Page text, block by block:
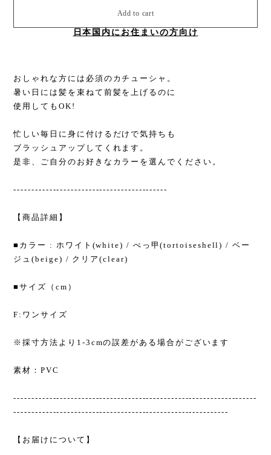
Add to cart
日本国内にお住まいの方向け
おしゃれな方には必須のカチューシャ。
暑い日には髪を束ねて前髪を上げるのに
使用してもOK!
忙しい毎日に身に付けるだけで気持ちも
ブラッシュアップしてくれます。
是非、ご自分のお好きなカラーを選んでください。
-------------------------------------------
【商品詳細】
■カラー : ホワイト(white) / べっ甲(tortoiseshell) / ベー
ジュ(beige) / クリア(clear)
■サイズ（cm）
F:ワンサイズ
※採寸方法より1-3cmの誤差がある場合がございます
素材：PVC
--------------------------------------------------------------------
------------------------------------------------------------
【お届けについて】